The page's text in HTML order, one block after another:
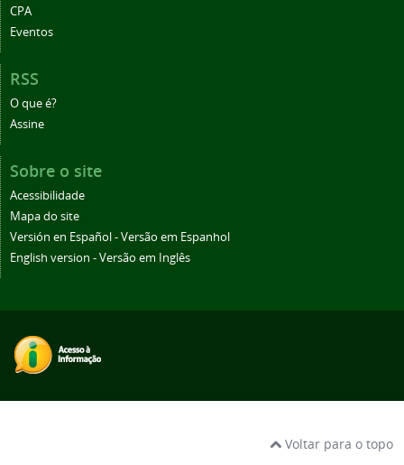
CPA
Eventos
RSS
O que é?
Assine
Sobre o site
Acessibilidade
Mapa do site
Versión en Español - Versão em Espanhol
English version - Versão em Inglês
Voltar para o topo